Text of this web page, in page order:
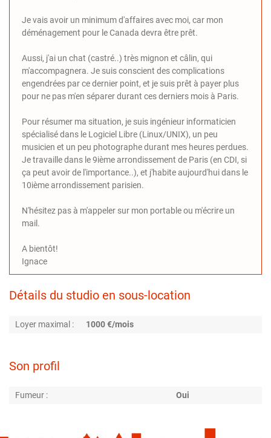
Je vais avoir un minimum d'affaires avec moi, car mon
déménagement pour le Canada devra être prêt.
Aussi, j'ai un chat (castré..) très mignon et câlin, qui
m'accompagnera. Je suis conscient des complications
engendrées par ce dernier point, et je suis prêt à payer plus
pour ne pas m'en séparer durant ces derniers mois à Paris.
Pour résumer ma situation, je suis ingénieur informaticien
spécialisé dans le Logiciel Libre (Linux/UNIX), un peu
musicien et un peu photographe durant mes heures perdues.
Je travaille dans le 9ième arrondissement de Paris (en CDI, si
ça peut avoir de l'importance..), et j'habite aujourd'hui dans le
10ième arrondissement parisien.
N'hésitez pas à m'appeler sur mon portable ou m'écrire un
mail.
A bientôt!
Ignace
Détails du studio en sous-location
Loyer maximal : 1000 €/mois
Son profil
Fumeur : Oui